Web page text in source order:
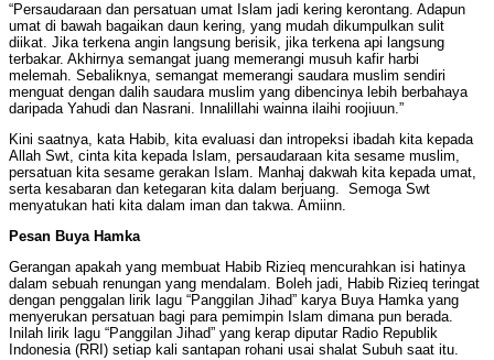
“Persaudaraan dan persatuan umat Islam jadi kering kerontang. Adapun
umat di bawah bagaikan daun kering, yang mudah dikumpulkan sulit
diikat. Jika terkena angin langsung berisik, jika terkena api langsung
terbakar. Akhirnya semangat juang memerangi musuh kafir harbi
melemah. Sebaliknya, semangat memerangi saudara muslim sendiri
menguat dengan dalih saudara muslim yang dibencinya lebih berbahaya
daripada Yahudi dan Nasrani. Innalillahi wainna ilaihi roojiuun.”
Kini saatnya, kata Habib, kita evaluasi dan intropeksi ibadah kita kepada
Allah Swt, cinta kita kepada Islam, persaudaraan kita sesame muslim,
persatuan kita sesame gerakan Islam. Manhaj dakwah kita kepada umat,
serta kesabaran dan ketegaran kita dalam berjuang. Semoga Swt
menyatukan hati kita dalam iman dan takwa. Amiinn.
Pesan Buya Hamka
Gerangan apakah yang membuat Habib Rizieq mencurahkan isi hatinya
dalam sebuah renungan yang mendalam. Boleh jadi, Habib Rizieq teringat
dengan penggalan lirik lagu “Panggilan Jihad” karya Buya Hamka yang
menyerukan persatuan bagi para pemimpin Islam dimana pun berada.
Inilah lirik lagu “Panggilan Jihad” yang kerap diputar Radio Republik
Indonesia (RRI) setiap kali santapan rohani usai shalat Subuh saat itu.